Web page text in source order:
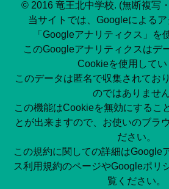
© 2016 竜王北中学校. (無断複写
当サイトでは、Googleによる
「Googleアナリティクス」を
このGoogleアナリティクスはデ
Cookieを使用してい
このデータは匿名で収集されてお
のではありません
この機能はCookieを無効にするこ
とが出来ますので、お使いのブラ
ださい。
この規約に関しての詳細はGoogle
ス利用規約のページやGoogleポリ
覧ください。